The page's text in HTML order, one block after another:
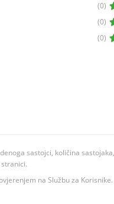
(0)
(0)
(0)
sastojci, količina
na Službu za Korisnike.